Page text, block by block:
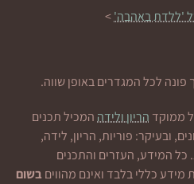
'ללדת באהבה'>
לכל המגדרים באופן שווה.
ממוקד הריון ולידההמכיל תכנים
ובעיקר: פוריות, הריון, לידה,
כל המידע, העזרים והתכנים
כללי בלבד ואינם מהוויםבשום